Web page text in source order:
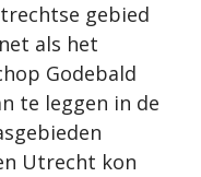
gebied
als het
Godebald
te leggen in de
Utrecht kon